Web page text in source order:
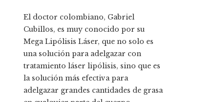
El doctor colombiano, Gabriel
Cubillos, es muy conocido por su
Mega Lipólisis Láser, que no solo es
una solución para adelgazar con
tratamiento láser lipólisis, sino que es
la solución más efectiva para
adelgazar grandes cantidades de grasa